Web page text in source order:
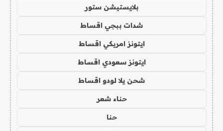
بلايستيشن ستور
شدات ببجي اقساط
ايتونز امريكي اقساط
ايتونز سعودي اقساط
شحن يلا لودو اقساط
حناء شعر
حنا